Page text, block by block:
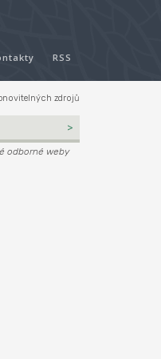
RSS
zdrojů
odborné weby